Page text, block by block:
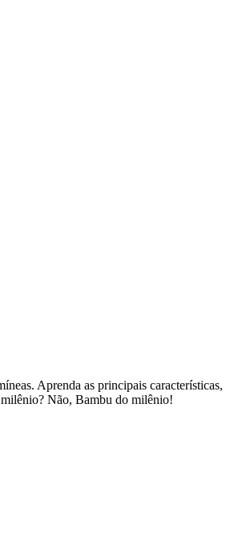
Aprenda as principais características,
milênio? Não, Bambu do milênio!